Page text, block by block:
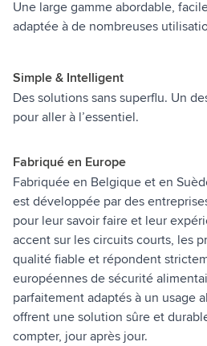
Une large gamme abordable,
adaptée à de nombreuses
Simple & Intelligent
Des solutions sans superflu. Un
pour aller à l’essentiel.
Fabriqué en Europe
Fabriquée en Belgique et en
est développée par des
pour leur savoir faire et leur
accent sur les circuits courts, les
qualité fiable et répondent
européennes de sécurité
parfaitement adaptés à un usage
offrent une solution sûre et
compter, jour après jour.